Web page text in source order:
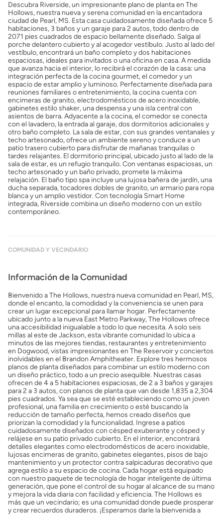
Descubra Riverside, un impresionante plano de planta en The
Hollows, nuestra nueva y serena comunidad en la encantadora
ciudad de Pearl, MS. Esta casa cuidadosamente diseñada ofrece 5
habitaciones, 3 baños y un garaje para 2 autos, todo dentro de
2071 pies cuadrados de espacio bellamente diseñado. Salga al
porche delantero cubierto y al acogedor vestíbulo. Justo al lado del
vestíbulo, encontrará un baño completo y dos habitaciones
espaciosas, ideales para invitados o una oficina en casa. A medida
que avanza hacia el interior, lo recibirá el corazón de la casa: una
integración perfecta de la cocina gourmet, el comedor y un
espacio de estar amplio y luminoso. Perfectamente diseñada para
reuniones familiares o entretenimiento, la cocina cuenta con
encimeras de granito, electrodomésticos de acero inoxidable,
gabinetes estilo shaker, una despensa y una isla central con
asientos de barra. Adyacente a la cocina, el comedor se conecta
con el lavadero, la entrada al garaje, dos dormitorios adicionales y
otro baño completo. La sala de estar, con sus grandes ventanales y
techo artesonado, ofrece un ambiente sereno y conduce a un
patio trasero cubierto para disfrutar de mañanas tranquilas o
tardes relajantes. El dormitorio principal, ubicado justo al lado de la
sala de estar, es un refugio tranquilo. Con ventanas espaciosas, un
techo artesonado y un baño privado, promete la máxima
relajación. El baño tipo spa incluye una lujosa bañera de jardín, una
ducha separada, tocadores dobles de granito, un armario para ropa
blanca y un amplio vestidor. Con tecnología Smart Home
integrada, Riverside combina un diseño moderno con un estilo
contemporáneo.
COMUNIDAD Y VECINDARIO
Información de la Comunidad
Bienvenido a The Hollows, nuestra nueva comunidad en Pearl, MS,
donde el encanto, la comodidad y la conveniencia se unen para
crear un lugar excepcional para llamar hogar. Perfectamente
ubicado junto a la nueva East Metro Parkway, The Hollows ofrece
una accesibilidad inigualable a todo lo que necesita. A solo seis
millas al este de Jackson, esta vibrante comunidad lo ubica a
minutos de las mejores tiendas, restaurantes y entretenimiento
en Dogwood, vistas impresionantes en The Reservoir y conciertos
inolvidables en el Brandon Amphitheater. Explore tres hermosos
planos de planta diseñados para combinar un estilo moderno con
un diseño práctico, todo a un precio asequible. Nuestras casas
ofrecen de 4 a 5 habitaciones espaciosas, de 2 a 3 baños y garajes
para 2 a 3 autos, con planos de planta que van desde 1,835 a 2,304
pies cuadrados. Ya sea que se esté estableciendo como un joven
profesional, una familia en crecimiento o esté buscando la
reducción de tamaño perfecta, hemos creado diseños que
priorizan la comodidad y la funcionalidad. Ingrese a patios
cuidadosamente diseñados con césped exuberante y césped y
relájese en su patio privado cubierto. En el interior, encontrará
detalles elegantes como electrodomésticos de acero inoxidable,
lujosas encimeras de granito, gabinetes elegantes, pisos de bajo
mantenimiento y un protector contra salpicaduras decorativo que
agrega estilo a su espacio de cocina. Cada hogar está equipado
con nuestro paquete de tecnología de hogar inteligente de última
generación, que pone el control de su hogar al alcance de su mano
y mejora la vida diaria con facilidad y eficiencia. The Hollows es
más que un vecindario; es una comunidad donde puede prosperar
y crear recuerdos duraderos. ¡Esperamos darle la bienvenida a